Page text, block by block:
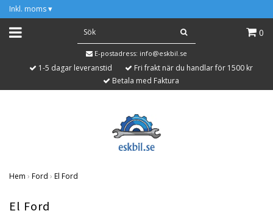
Inkl. moms ▾
0
E-postadress: info@eskbil.se
1-5 dagar leveranstid
Fri frakt när du handlar för 1500 kr
Betala med Faktura
Hem › Ford › El Ford
El Ford